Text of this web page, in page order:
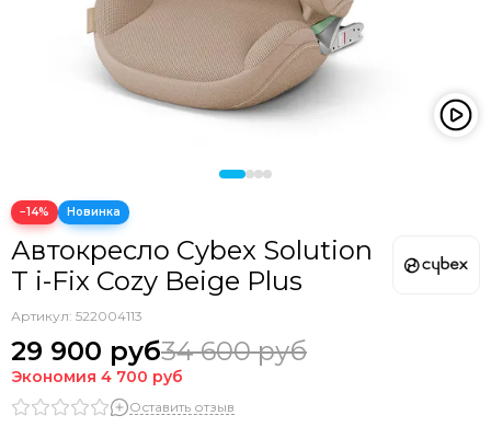
−14%
Автокресло Cybex Solution
T i-Fix Cozy Beige Plus
Артикул: 522004113
29 900 руб34 600 руб
Экономия 4 700 руб
Оставить отзыв